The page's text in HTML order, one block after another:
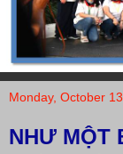
Monday, October
NHƯ MỘT